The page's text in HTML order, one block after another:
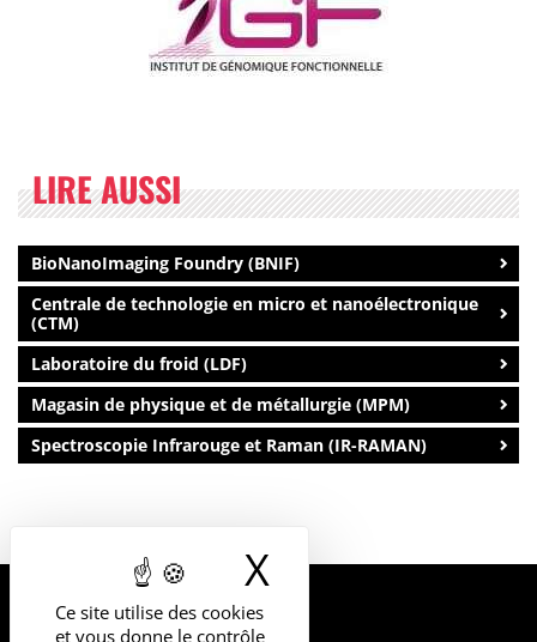
Ce site utilise des cookies
et vous donne le contrôle
X Masquer le
LIRE AUSSI
BioNanoImaging Foundry (BNIF)
Centrale de technologie en micro et nanoélectronique
(CTM)
Laboratoire du froid (LDF)
Magasin de physique et de métallurgie (MPM)
Spectroscopie Infrarouge et Raman (IR-RAMAN)
UNIVERSITÉ